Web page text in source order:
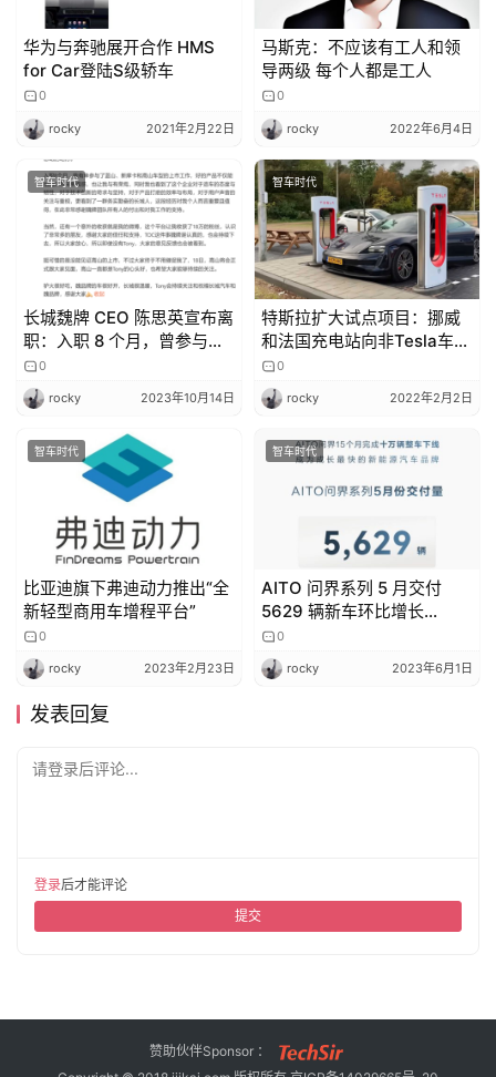
华为与奔驰展开合作 HMS
for Car登陆S级轿车
0
rocky 2021年2月22日
马斯克：不应该有工人和领
导两级 每个人都是工人
0
rocky 2022年6月4日
智车时代
长城魏牌 CEO 陈思英宣布离
职：入职 8 个月，曾参与蓝
山、高山等车型上市工作
0
rocky 2023年10月14日
智车时代
特斯拉扩大试点项目：挪威
和法国充电站向非Tesla车辆
开放
0
rocky 2022年2月2日
智车时代
比亚迪旗下弗迪动力推出“全
新轻型商用车增程平台”
0
rocky 2023年2月23日
智车时代
AITO 问界系列 5 月交付
5629 辆新车环比增长
22.7%，M5 智驾版 6 月交
付
0
rocky 2023年6月1日
发表回复
请登录后评论...
登录后才能评论
提交
赞助伙伴Sponsor ：